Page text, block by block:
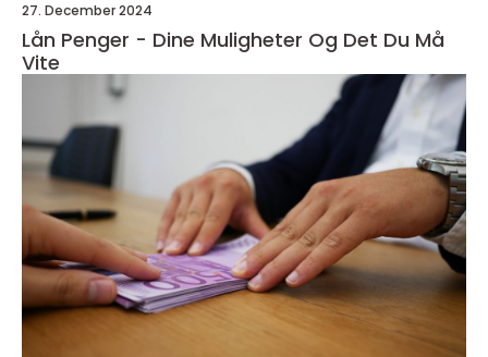
27. December 2024
Lån Penger - Dine Muligheter Og Det Du Må
Vite